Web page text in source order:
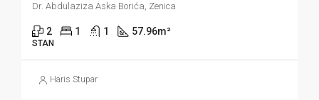
Dr. Abdulaziza Aska Borića, Zenica
2 1 1 57.96m²
STAN
Haris Stupar